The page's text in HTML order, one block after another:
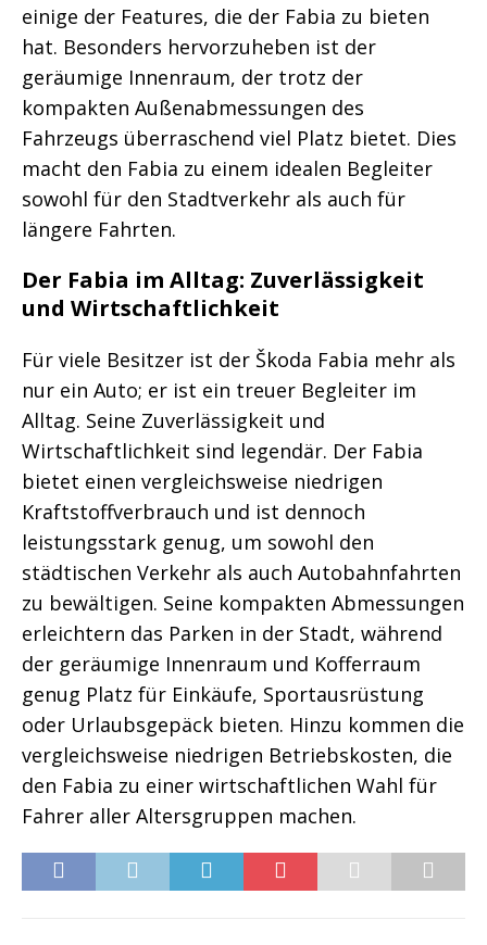
einige der Features, die der Fabia zu bieten
hat. Besonders hervorzuheben ist der
geräumige Innenraum, der trotz der
kompakten Außenabmessungen des
Fahrzeugs überraschend viel Platz bietet. Dies
macht den Fabia zu einem idealen Begleiter
sowohl für den Stadtverkehr als auch für
längere Fahrten.
Der Fabia im Alltag: Zuverlässigkeit
und Wirtschaftlichkeit
Für viele Besitzer ist der Škoda Fabia mehr als
nur ein Auto; er ist ein treuer Begleiter im
Alltag. Seine Zuverlässigkeit und
Wirtschaftlichkeit sind legendär. Der Fabia
bietet einen vergleichsweise niedrigen
Kraftstoffverbrauch und ist dennoch
leistungsstark genug, um sowohl den
städtischen Verkehr als auch Autobahnfahrten
zu bewältigen. Seine kompakten Abmessungen
erleichtern das Parken in der Stadt, während
der geräumige Innenraum und Kofferraum
genug Platz für Einkäufe, Sportausrüstung
oder Urlaubsgepäck bieten. Hinzu kommen die
vergleichsweise niedrigen Betriebskosten, die
den Fabia zu einer wirtschaftlichen Wahl für
Fahrer aller Altersgruppen machen.